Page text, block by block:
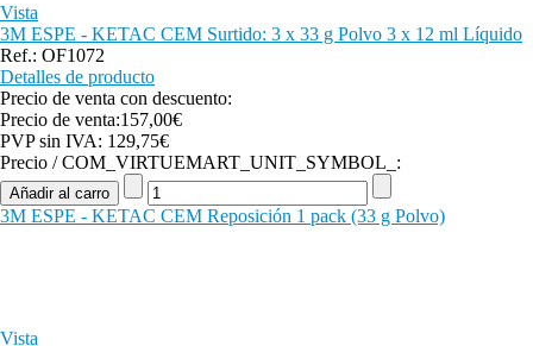
Vista
3M ESPE - KETAC CEM Surtido: 3 x 33 g Polvo 3 x 12 ml Líquido
Ref.: OF1072
Detalles de producto
Precio de venta con descuento:
Precio de venta:157,00€
PVP sin IVA: 129,75€
Precio / COM_VIRTUEMART_UNIT_SYMBOL_:
3M ESPE - KETAC CEM Reposición 1 pack (33 g Polvo)
Vista